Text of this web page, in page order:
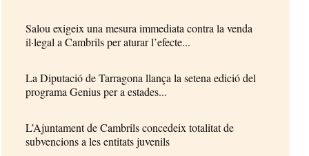
Salou exigeix una mesura immediata contra la venda
il·legal a Cambrils per aturar l’efecte...
La Diputació de Tarragona llança la setena edició del
programa Genius per a estades...
L’Ajuntament de Cambrils concedeix totalitat de
subvencions a les entitats juvenils